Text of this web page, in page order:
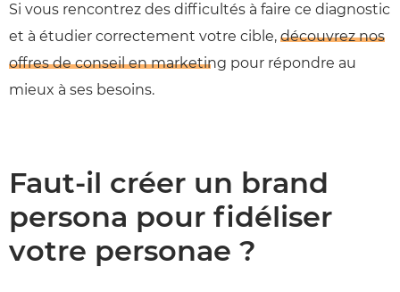
Si vous rencontrez des difficultés à faire ce diagnostic
et à étudier correctement votre cible, découvrez nos
offres de conseil en marketing pour répondre au
mieux à ses besoins.
Faut-il créer un brand
persona pour fidéliser
votre personae ?